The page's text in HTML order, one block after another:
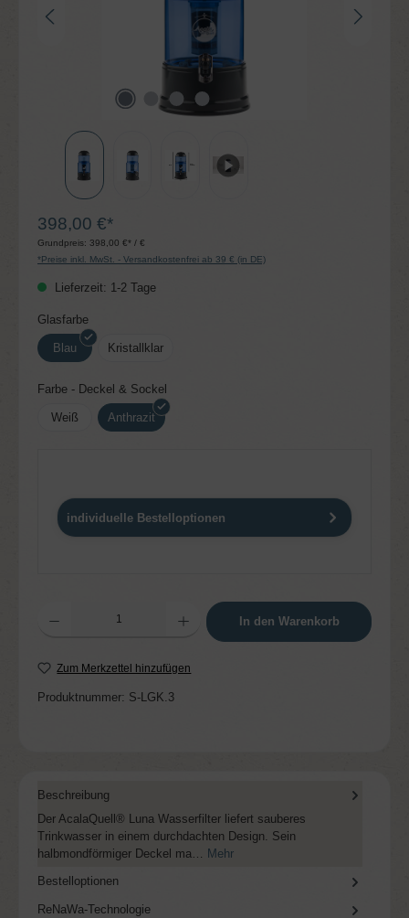
398,00 €*
Grundpreis: 398,00 €* / €
*Preise inkl. MwSt. - Versandkostenfrei ab 39 € (in DE)
Lieferzeit: 1-2 Tage
Glasfarbeauswählen
Blau Kristallklar
Farbe - Deckel & Sockel
Weiß Anthrazit
individuelle Bestelloptionen
Produkt Anzahl: Gib den gewünschten Wert ein oder benutze die Schaltflächen um
In den Warenkorb
Zum Merkzettel hinzufügen
Produktnummer: S-LGK.3
Beschreibung
Der AcalaQuell® Luna Wasserfilter liefert sauberes
Trinkwasser in einem durchdachten Design. Sein
halbmondförmiger Deckel ma… Mehr
Bestelloptionen
ReNaWa-Technologie